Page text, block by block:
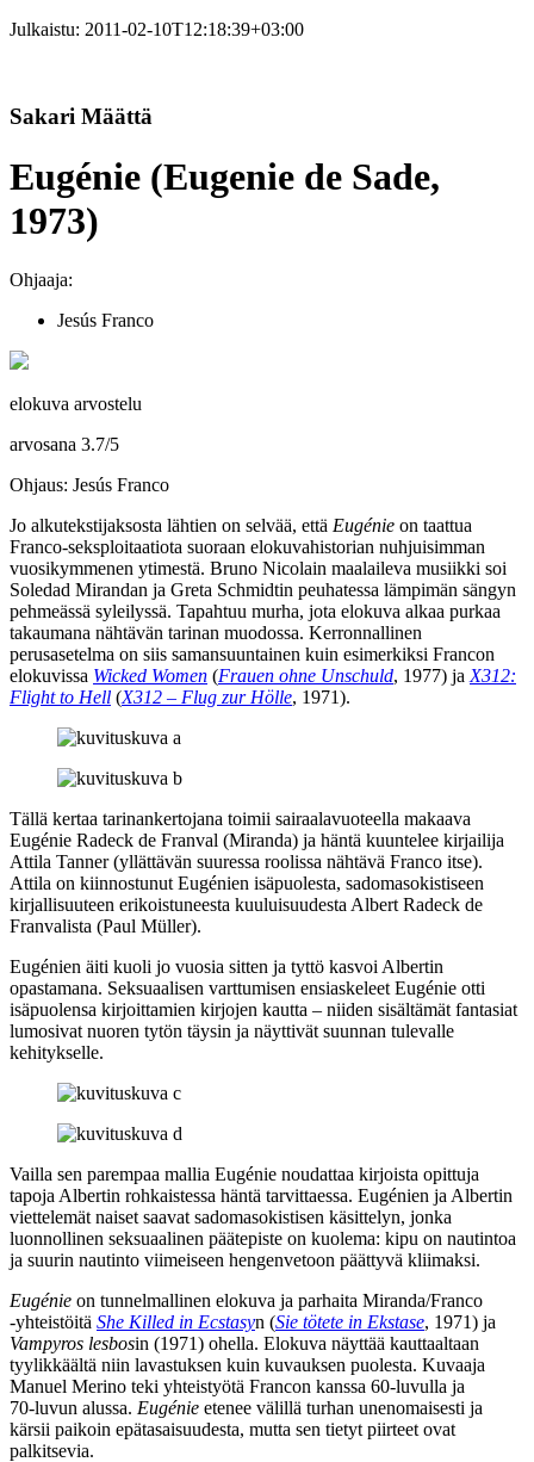
Julkaistu: 2011-02-10T12:18:39+03:00
Sakari Määttä
Eugénie (Eugenie de Sade,
1973)
Ohjaaja:
Jesús Franco
elokuva arvostelu
arvosana 3.7/5
Ohjaus: Jesús Franco
Jo alkutekstijaksosta lähtien on selvää, että Eugénie on taattua
Franco-seksploitaatiota suoraan elokuvahistorian nuhjuisimman
vuosikymmenen ytimestä. Bruno Nicolain maalaileva musiikki soi
Soledad Mirandan ja Greta Schmidtin peuhatessa lämpimän sängyn
pehmeässä syleilyssä. Tapahtuu murha, jota elokuva alkaa purkaa
takaumana nähtävän tarinan muodossa. Kerronnallinen
perusasetelma on siis samansuuntainen kuin esimerkiksi Francon
elokuvissa Wicked Women (Frauen ohne Unschuld, 1977) ja X312:
Flight to Hell (X312 – Flug zur Hölle, 1971).
Tällä kertaa tarinankertojana toimii sairaalavuoteella makaava
Eugénie Radeck de Franval (Miranda) ja häntä kuuntelee kirjailija
Attila Tanner (yllättävän suuressa roolissa nähtävä Franco itse).
Attila on kiinnostunut Eugénien isäpuolesta, sadomasokistiseen
kirjallisuuteen erikoistuneesta kuuluisuudesta Albert Radeck de
Franvalista (Paul Müller).
Eugénien äiti kuoli jo vuosia sitten ja tyttö kasvoi Albertin
opastamana. Seksuaalisen varttumisen ensiaskeleet Eugénie otti
isäpuolensa kirjoittamien kirjojen kautta – niiden sisältämät fantasiat
lumosivat nuoren tytön täysin ja näyttivät suunnan tulevalle
kehitykselle.
Vailla sen parempaa mallia Eugénie noudattaa kirjoista opittuja
tapoja Albertin rohkaistessa häntä tarvittaessa. Eugénien ja Albertin
viettelemät naiset saavat sadomasokistisen käsittelyn, jonka
luonnollinen seksuaalinen päätepiste on kuolema: kipu on nautintoa
ja suurin nautinto viimeiseen hengenvetoon päättyvä kliimaksi.
Eugénie on tunnelmallinen elokuva ja parhaita Miranda/Franco
‑yhteistöitä She Killed in Ecstasyn (Sie tötete in Ekstase, 1971) ja
Vampyros lesbosin (1971) ohella. Elokuva näyttää kauttaaltaan
tyylikkäältä niin lavastuksen kuin kuvauksen puolesta. Kuvaaja
Manuel Merino teki yhteistyötä Francon kanssa 60‑luvulla ja
70‑luvun alussa. Eugénie etenee välillä turhan unenomaisesti ja
kärsii paikoin epätasaisuudesta, mutta sen tietyt piirteet ovat
palkitsevia.